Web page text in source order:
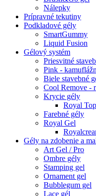
Nálepky
Prípravné tekutiny
Podkladové gély
SmartGummy
Liquid Fusion
Gélový systém
Priesvitné
Pink -
Biele stavebné
Cool Remove -
Krycie gély
Royal
Farebné gély
Royal Gel
Gély na zdobenie a
Art Gel / Pro
Ombre gély
Stamping gel
Ornament gel
Bubblegum gel
Lace gél